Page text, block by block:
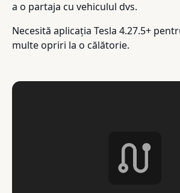
a o partaja cu vehiculul dvs.
Necesită aplicația Tesla 4.27.5+
multe opriri la o călătorie.